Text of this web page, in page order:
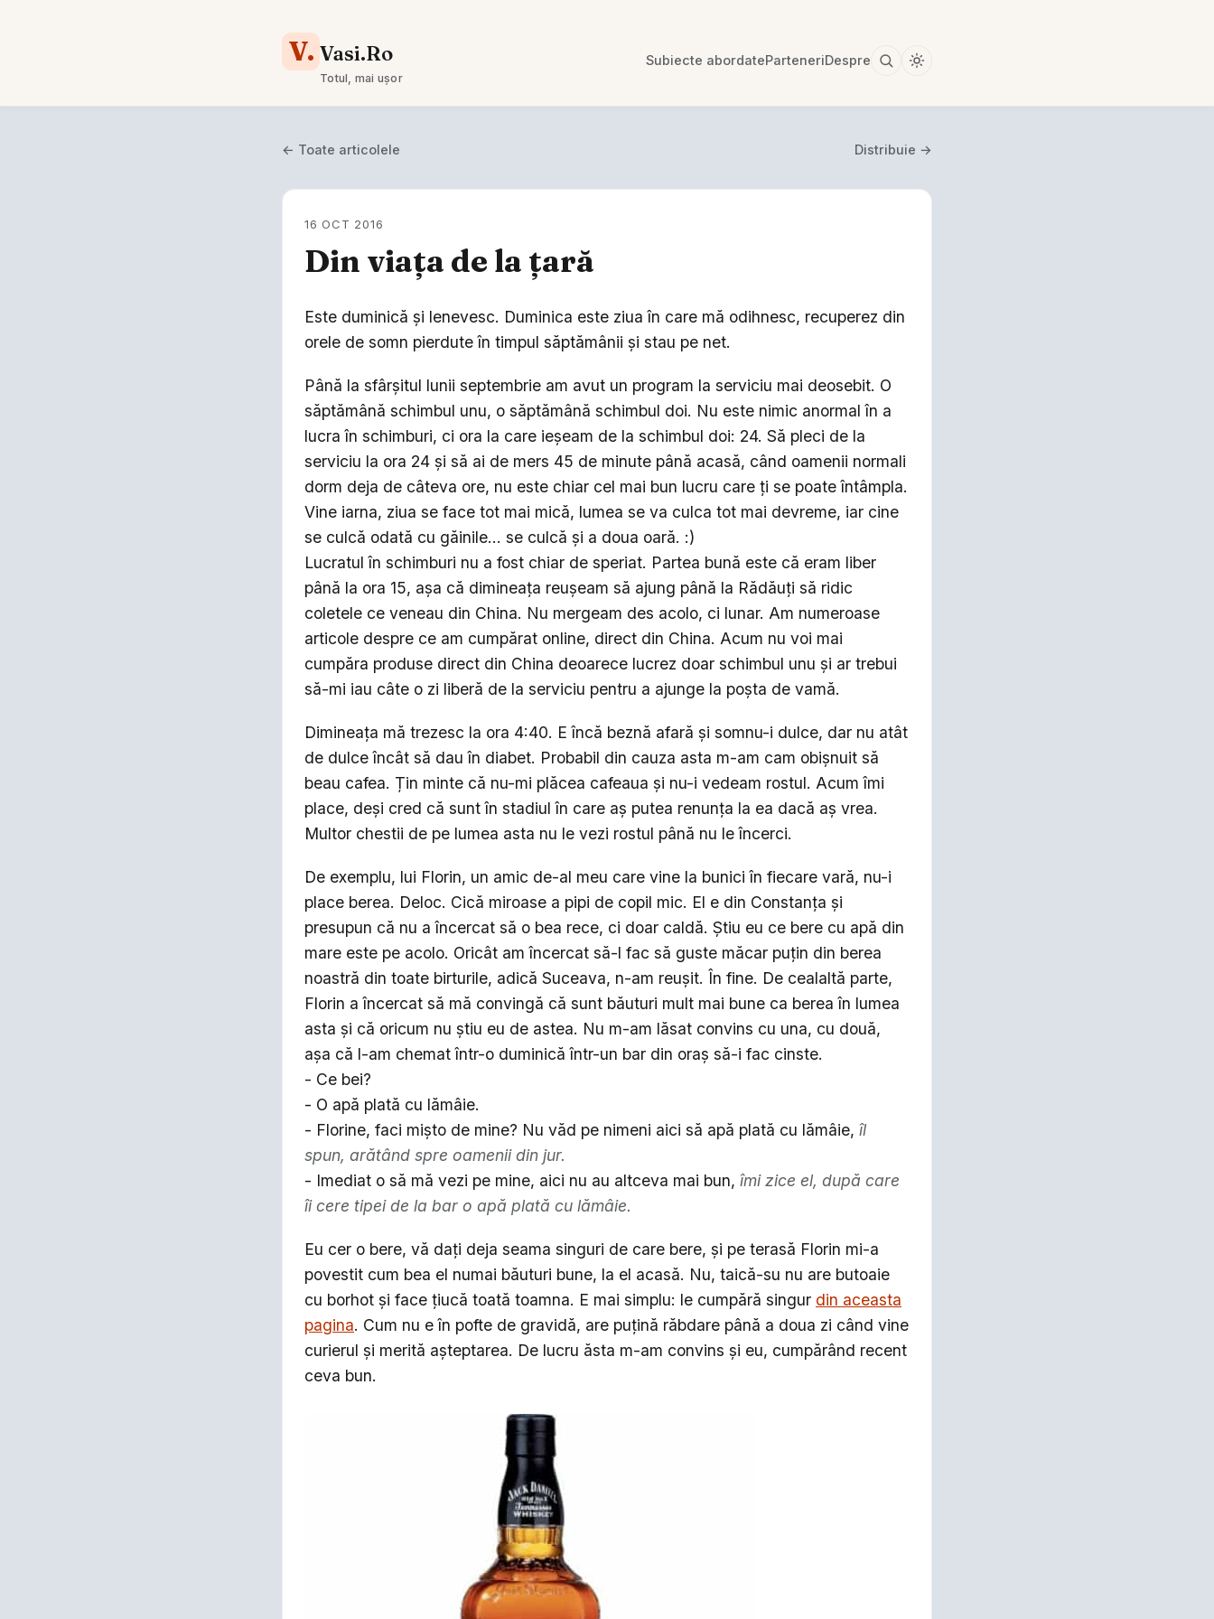
V. Vasi.Ro
Totul, mai ușor
Subiecte abordateParteneriDespre
← Toate articolele Distribuie →
16 OCT 2016
Din viața de la țară
Este duminică și lenevesc. Duminica este ziua în care mă odihnesc, recuperez din
orele de somn pierdute în timpul săptămânii și stau pe net.
Până la sfârșitul lunii septembrie am avut un program la serviciu mai deosebit. O
săptămână schimbul unu, o săptămână schimbul doi. Nu este nimic anormal în a
lucra în schimburi, ci ora la care ieșeam de la schimbul doi: 24. Să pleci de la
serviciu la ora 24 și să ai de mers 45 de minute până acasă, când oamenii normali
dorm deja de câteva ore, nu este chiar cel mai bun lucru care ți se poate întâmpla.
Vine iarna, ziua se face tot mai mică, lumea se va culca tot mai devreme, iar cine
se culcă odată cu găinile... se culcă și a doua oară. :)
Lucratul în schimburi nu a fost chiar de speriat. Partea bună este că eram liber
până la ora 15, așa că dimineața reușeam să ajung până la Rădăuți să ridic
coletele ce veneau din China. Nu mergeam des acolo, ci lunar. Am numeroase
articole despre ce am cumpărat online, direct din China. Acum nu voi mai
cumpăra produse direct din China deoarece lucrez doar schimbul unu și ar trebui
să-mi iau câte o zi liberă de la serviciu pentru a ajunge la poșta de vamă.
Dimineața mă trezesc la ora 4:40. E încă beznă afară și somnu-i dulce, dar nu atât
de dulce încât să dau în diabet. Probabil din cauza asta m-am cam obișnuit să
beau cafea. Țin minte că nu-mi plăcea cafeaua și nu-i vedeam rostul. Acum îmi
place, deși cred că sunt în stadiul în care aș putea renunța la ea dacă aș vrea.
Multor chestii de pe lumea asta nu le vezi rostul până nu le încerci.
De exemplu, lui Florin, un amic de-al meu care vine la bunici în fiecare vară, nu-i
place berea. Deloc. Cică miroase a pipi de copil mic. El e din Constanța și
presupun că nu a încercat să o bea rece, ci doar caldă. Știu eu ce bere cu apă din
mare este pe acolo. Oricât am încercat să-l fac să guste măcar puțin din berea
noastră din toate birturile, adică Suceava, n-am reușit. În fine. De cealaltă parte,
Florin a încercat să mă convingă că sunt băuturi mult mai bune ca berea în lumea
asta și că oricum nu știu eu de astea. Nu m-am lăsat convins cu una, cu două,
așa că l-am chemat într-o duminică într-un bar din oraș să-i fac cinste.
- Ce bei?
- O apă plată cu lămâie.
- Florine, faci mișto de mine? Nu văd pe nimeni aici să apă plată cu lămâie, îl
spun, arătând spre oamenii din jur.
- Imediat o să mă vezi pe mine, aici nu au altceva mai bun, îmi zice el, după care
îi cere tipei de la bar o apă plată cu lămâie.
Eu cer o bere, vă dați deja seama singuri de care bere, și pe terasă Florin mi-a
povestit cum bea el numai băuturi bune, la el acasă. Nu, taică-su nu are butoaie
cu borhot și face țiucă toată toamna. E mai simplu: le cumpără singur din aceasta
pagina. Cum nu e în pofte de gravidă, are puțină răbdare până a doua zi când vine
curierul și merită așteptarea. De lucru ăsta m-am convins și eu, cumpărând recent
ceva bun.